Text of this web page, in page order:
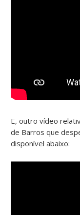
E, outro vídeo
de Barros que
disponível abaixo: